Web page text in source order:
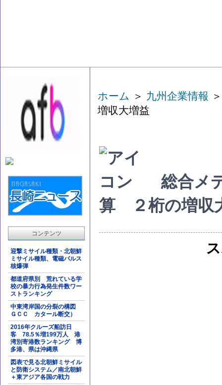
コンテンツ
迎撃ミサイル種類・北朝鮮
ミサイル種類、電磁パルス
核爆弾
都道府県別 荒れている学
校の暴力行為発生件数ワー
ストランキング
中東湾岸国の分裂の構図
ＧＣＣ カタール断交）
2016年クルーズ船訪日
客 78.5％増199万人 港
湾別寄港数ランキング 博
多港、県は沖縄県
図表で見る北朝鮮ミサイル
と防衛システム／南北朝鮮
＋東アジア各国の戦力
ホーム ＞ 九州企業情報
増収大増益
総合メ
算 ２桁の増収